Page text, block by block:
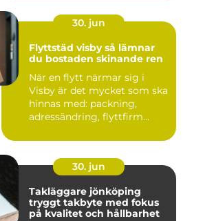
30. jun
Flyttstäd visby så lämnar
du bostaden skinande ren
När en flytt närmar sig i
Visby är det mycket som ska
hinnas med: packning,
adressändring, flyttfirm...
30. jun
Takläggare jönköping
tryggt takbyte med fokus
på kvalitet och hållbarhet